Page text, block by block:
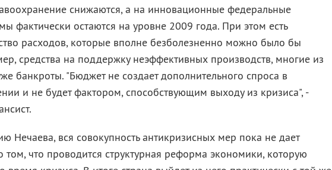
снижаются, а на инновационные федеральные
фактически остаются на уровне 2009 года. При этом есть
расходов, которые вполне безболезненно можно было бы
средства на поддержку неэффективных производств, многие из
банкроты. "Бюджет не создает дополнительного спроса в
и не будет фактором, способствующим выходу из кризиса", -
Нечаева, вся совокупность антикризисных мер пока не дает
том, что проводится структурная реформа экономики, которую